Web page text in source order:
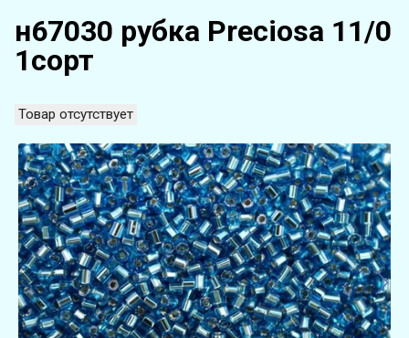
н67030 рубка Preciosa 11/0
1сорт
Товар отсутствует